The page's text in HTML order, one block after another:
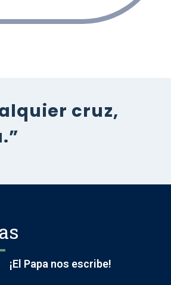
cruz,
¡El Papa nos escribe!